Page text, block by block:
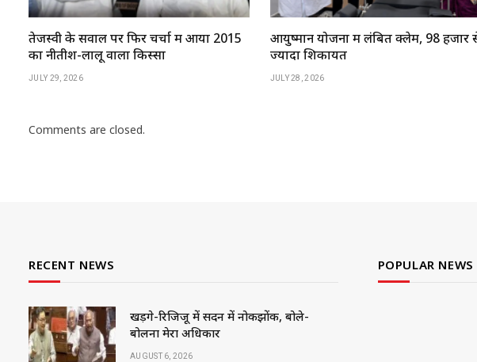
तेजस्वी के सवाल पर फिर चर्चा में आया 2015
का नीतीश-लालू वाला किस्सा
JULY 29, 2026
आयुष्मान योजना में लंबित क्लेम, 98 हजार
ज्यादा शिकायतें
JULY 28, 2026
Comments are closed.
RECENT NEWS
खड़गे-रिजिजू में सदन में नोकझोंक, बोले-
बोलना मेरा अधिकार
AUGUST 6, 2026
POPULAR NEWS